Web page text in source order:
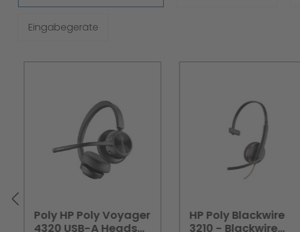
Eingabegeräte
Poly HP Poly Voyager
4320 USB-A Headset
HP Poly Blackwire
3210 - Blackwire